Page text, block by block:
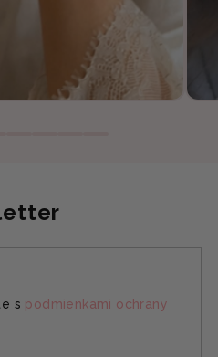
s podmienkami ochrany